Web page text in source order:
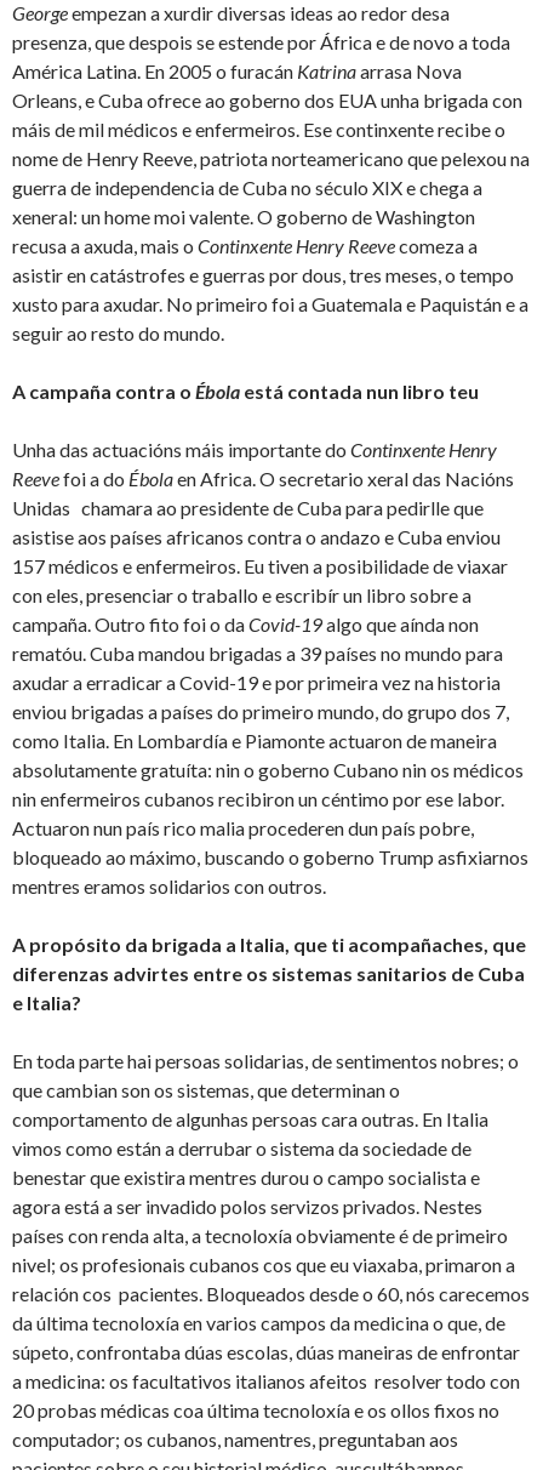
Georgeempezan a xurdir diversas ideas ao redor desa
presenza, que despois se estende por África e de novo a toda
América Latina. En 2005 o furacán Katrinaarrasa Nova
Orleans, e Cuba ofrece ao goberno dos EUA unha brigada con
máis de mil médicos e enfermeiros. Ese continxente recibe o
nome de Henry Reeve, patriota norteamericano que pelexou na
guerra de independencia de Cuba no século XIX e chega a
xeneral: un home moi valente. O goberno de Washington
recusa a axuda, mais o Continxente Henry Reevecomeza a
asistir en catástrofes e guerras por dous, tres meses, o tempo
xusto para axudar. No primeiro foi a Guatemala e Paquistán e a
seguir ao resto do mundo.
A campaña contra o Ébola está contada nun libro teu
Unha das actuacións máis importante do Continxente Henry
Reevefoi a do Ébolaen Africa. O secretario xeral das Nacións
Unidas chamara ao presidente de Cuba para pedirlle que
asistise aos países africanos contra o andazo e Cuba enviou
157 médicos e enfermeiros. Eu tiven a posibilidade de viaxar
con eles, presenciar o traballo e escribír un libro sobre a
campaña. Outro fito foi o daCovid-19algo que aínda non
rematóu. Cuba mandou brigadas a 39 países no mundo para
axudar a erradicar a Covid-19 e por primeira vez na historia
enviou brigadas a países do primeiro mundo, do grupo dos 7,
como Italia. En Lombardía e Piamonte actuaron de maneira
absolutamente gratuíta: nin o goberno Cubano nin os médicos
nin enfermeiros cubanos recibiron un céntimo por ese labor.
Actuaron nun país rico malia procederen dun país pobre,
bloqueado ao máximo, buscando o goberno Trump asfixiarnos
mentres eramos solidarios con outros.
A propósito da brigada a Italia, que ti acompañaches, que
diferenzas advirtes entre os sistemas sanitarios de Cuba
e Italia?
En toda parte hai persoas solidarias, de sentimentos nobres; o
que cambian son os sistemas, que determinan o
comportamento de algunhas persoas cara outras. En Italia
vimos como están a derrubar o sistema da sociedade de
benestar que existira mentres durou o campo socialista e
agora está a ser invadido polos servizos privados. Nestes
países con renda alta, a tecnoloxía obviamente é de primeiro
nivel; os profesionais cubanos cos que eu viaxaba, primaron a
relación cos pacientes. Bloqueados desde o 60, nós carecemos
da última tecnoloxía en varios campos da medicina o que, de
súpeto, confrontaba dúas escolas, dúas maneiras de enfrontar
a medicina: os facultativos italianos afeitos resolver todo con
20 probas médicas coa última tecnoloxía e os ollos fixos no
computador; os cubanos, namentres, preguntaban aos